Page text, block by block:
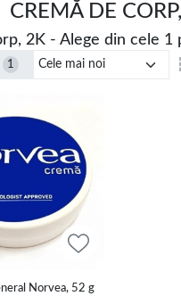
CREMĂ DE
2K - Alege din cele 1
1
Norvea, 52 g